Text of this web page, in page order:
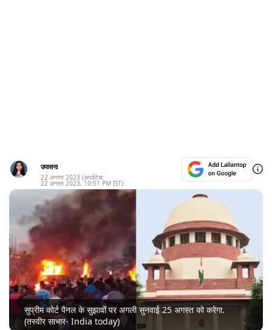
उपासना
22 अगस्त 2023 (अपडेटेड:
22 अगस्त 2023, 10:51 PM IST)
सुप्रीम कोर्ट पैनल के सुझावों पर अगली सुनवाई 25 अगस्त को करेगा.
(तस्वीर साभार- India today)